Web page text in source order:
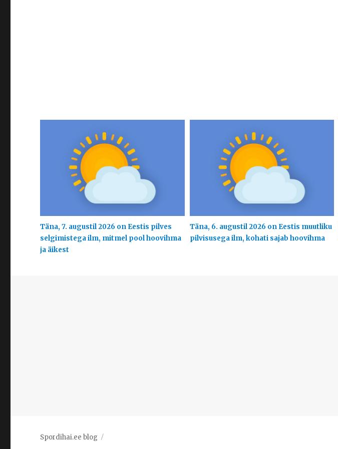
Täna, 7. augustil 2026 on Eestis pilves
selgimistega ilm, mitmel pool hoovihma
ja äikest
Täna, 6. augustil 2026 on Eestis muutliku
pilvisusega ilm, kohati sajab hoovihma
Spordihai.ee blog